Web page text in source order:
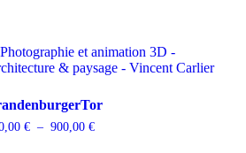
€ – 900,00€